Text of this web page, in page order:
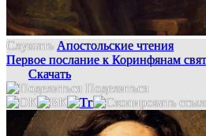
Слушать Апостольские чтения
Первое послание к Коринфянам
Скачать
Поделиться